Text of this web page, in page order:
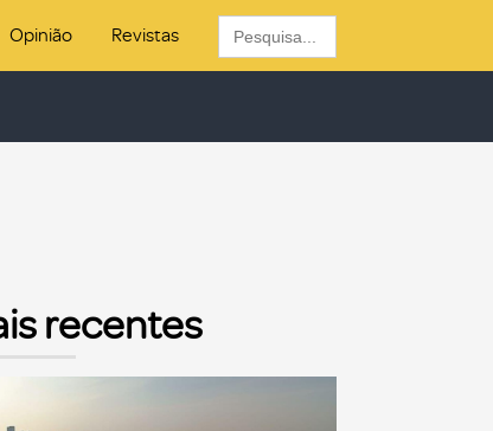
Opinião Revistas
Search
for:
recentes